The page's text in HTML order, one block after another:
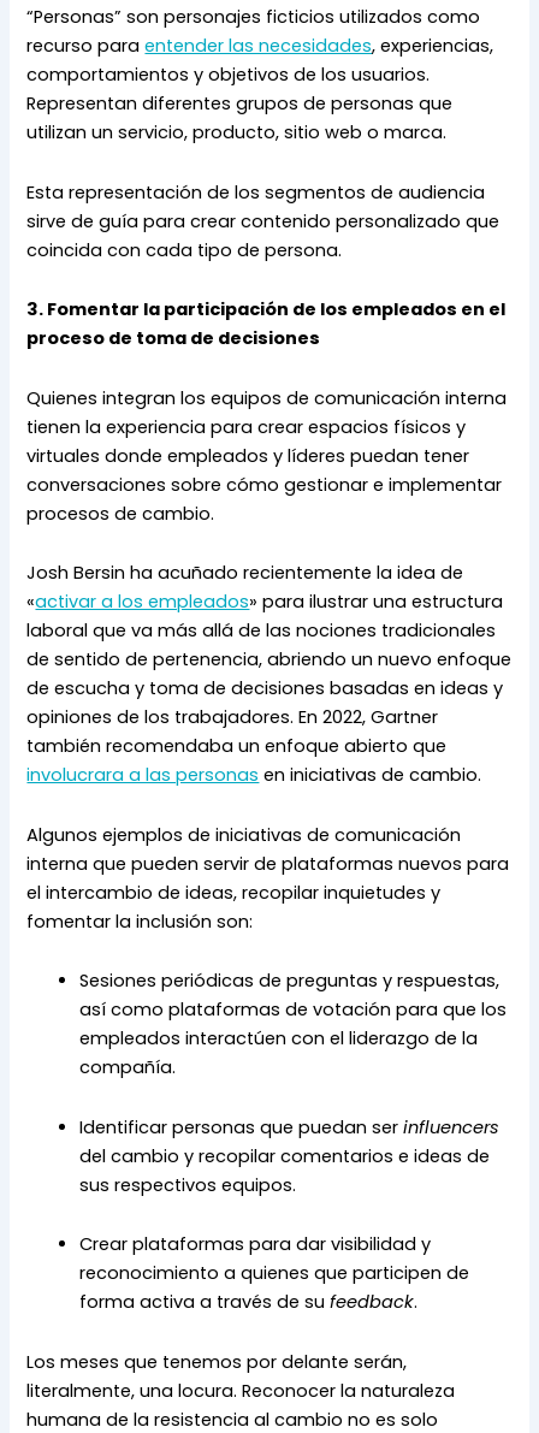
“Personas” son personajes ficticios utilizados como
recurso para entender las necesidades, experiencias,
comportamientos y objetivos de los usuarios.
Representan diferentes grupos de personas que
utilizan un servicio, producto, sitio web o marca.
Esta representación de los segmentos de audiencia
sirve de guía para crear contenido personalizado que
coincida con cada tipo de persona.
3. Fomentar la participación de los empleados en el
proceso de toma de decisiones
Quienes integran los equipos de comunicación interna
tienen la experiencia para crear espacios físicos y
virtuales donde empleados y líderes puedan tener
conversaciones sobre cómo gestionar e implementar
procesos de cambio.
Josh Bersin ha acuñado recientemente la idea de
«activar a los empleados» para ilustrar una estructura
laboral que va más allá de las nociones tradicionales
de sentido de pertenencia, abriendo un nuevo enfoque
de escucha y toma de decisiones basadas en ideas y
opiniones de los trabajadores. En 2022, Gartner
involucrara a las personas en iniciativas de cambio.
Algunos ejemplos de iniciativas de comunicación
interna que pueden servir de plataformas nuevos para
el intercambio de ideas, recopilar inquietudes y
fomentar la inclusión son:
Sesiones periódicas de preguntas y respuestas,
así como plataformas de votación para que los
empleados interactúen con el liderazgo de la
compañía.
Identificar personas que puedan ser influencers
del cambio y recopilar comentarios e ideas de
sus respectivos equipos.
Crear plataformas para dar visibilidad y
reconocimiento a quienes que participen de
forma activa a través de su feedback.
Los meses que tenemos por delante serán,
literalmente, una locura. Reconocer la naturaleza
humana de la resistencia al cambio no es solo